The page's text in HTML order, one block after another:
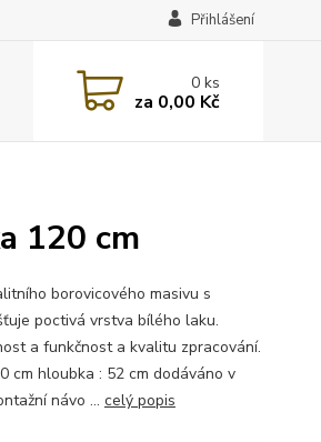
Přihlášení
0ks
za 0,00 Kč
120 cm
borovicového masivu s
poctivá vrstva bílého laku.
a funkčnost a kvalitu zpracování.
cm hloubka : 52 cm dodáváno v
návo ... celý popis